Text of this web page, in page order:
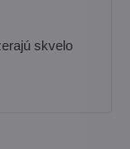
skvelo